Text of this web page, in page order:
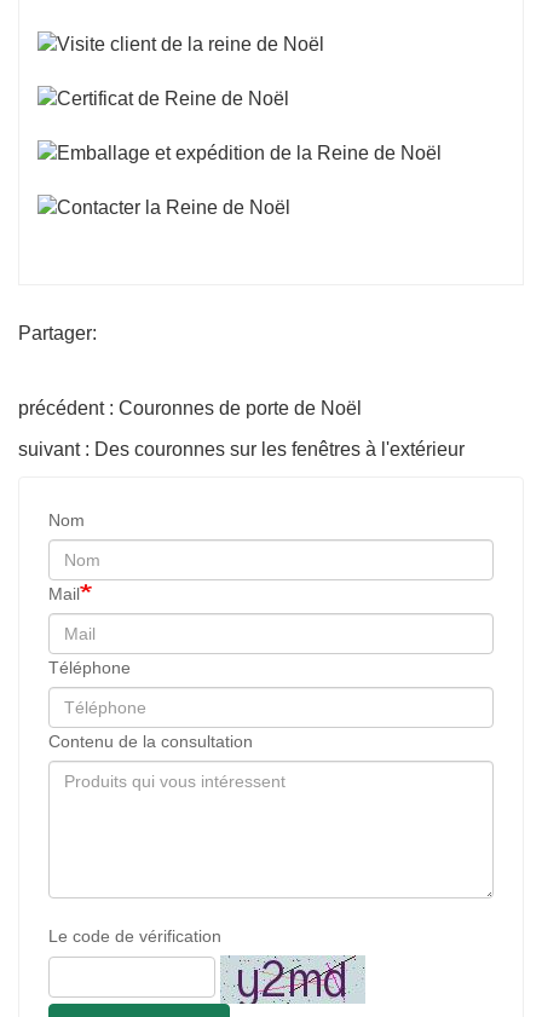
Partager:
précédent : Couronnes de porte de Noël
suivant : Des couronnes sur les fenêtres à l'extérieur
Nom
Mail
Téléphone
Contenu de la consultation
Le code de vérification